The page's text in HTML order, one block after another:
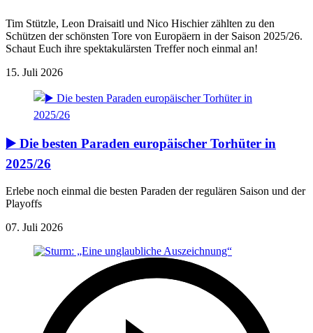
Tim Stützle, Leon Draisaitl und Nico Hischier zählten zu den
Schützen der schönsten Tore von Europäern in der Saison 2025/26.
Schaut Euch ihre spektakulärsten Treffer noch einmal an!
15. Juli 2026
▶️ Die besten Paraden europäischer Torhüter in
2025/26
Erlebe noch einmal die besten Paraden der regulären Saison und der
Playoffs
07. Juli 2026